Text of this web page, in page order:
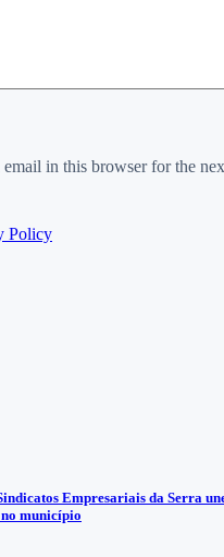
email in this browser for the
Policy
Empresariais da Serra
município